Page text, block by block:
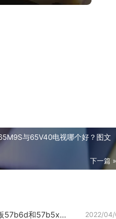
与65V40电视哪个好？图文
下一篇 »
2022/
用后体验分享老板57b6d和57b5x哪个好？深度剖析功能区别